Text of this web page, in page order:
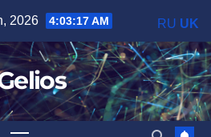
2026 4:03:19 AM RU UK